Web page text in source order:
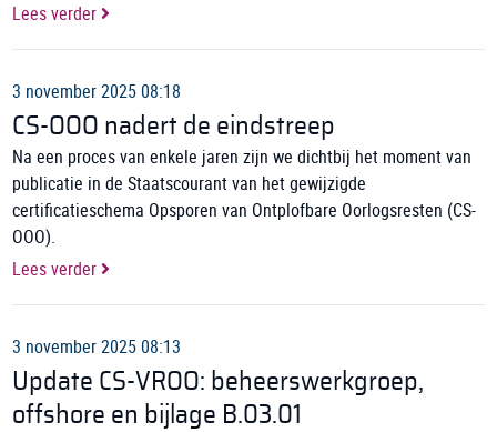
Lees verder
3 november 2025 08:18
CS-OOO nadert de eindstreep
Na een proces van enkele jaren zijn we dichtbij het moment van
publicatie in de Staatscourant van het gewijzigde
certificatieschema Opsporen van Ontplofbare Oorlogsresten (CS-
OOO).
Lees verder
3 november 2025 08:13
Update CS-VROO: beheerswerkgroep,
offshore en bijlage B.03.01